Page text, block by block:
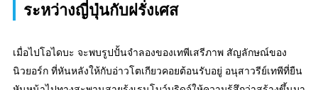
ระหว่างญี่ปุ่นกับฝรั่งเศส
เมื่อไปโอไดบะ จะพบรูปปั้นจำลองของเทพีเสรีภาพ สัญลักษณ์ของ
นิวยอร์ก ที่หันหลังให้กับอ่าวโตเกียวคอยต้อนรับอยู่ อนุสาวรีย์เทพีที่ยืน